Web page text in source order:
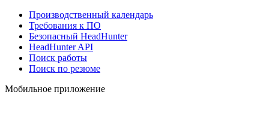
Производственный календарь
Требования к ПО
Безопасный HeadHunter
HeadHunter API
Поиск работы
Поиск по резюме
Мобильное приложение